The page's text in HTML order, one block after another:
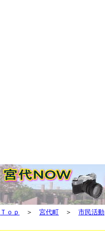
Ｔｏｐ ＞ 宮代町 ＞ 市民活動